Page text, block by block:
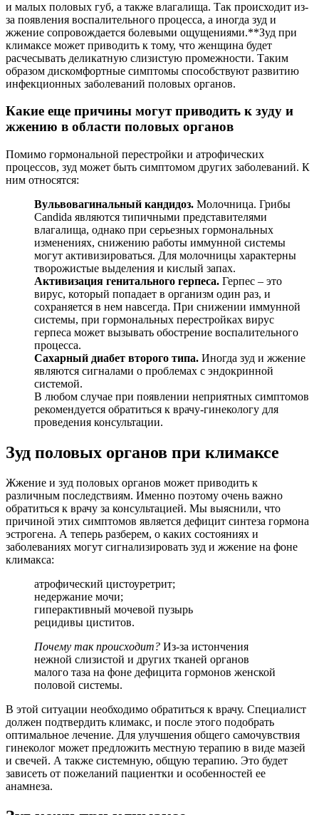
и малых половых губ, а также влагалища. Так происходит из-
за появления воспалительного процесса, а иногда зуд и
жжение сопровождается болевыми ощущениями.**Зуд при
климаксе может приводить к тому, что женщина будет
расчесывать деликатную слизистую промежности. Таким
образом дискомфортные симптомы способствуют развитию
инфекционных заболеваний половых органов.
Какие еще причины могут приводить к зуду и
жжению в области половых органов
Помимо гормональной перестройки и атрофических
процессов, зуд может быть симптомом других заболеваний. К
ним относятся:
Вульвовагинальный кандидоз. Молочница. Грибы
Candida являются типичными представителями
влагалища, однако при серьезных гормональных
изменениях, снижению работы иммунной системы
могут активизироваться. Для молочницы характерны
творожистые выделения и кислый запах.
Активизация генитального герпеса. Герпес – это
вирус, который попадает в организм один раз, и
сохраняется в нем навсегда. При снижении иммунной
системы, при гормональных перестройках вирус
герпеса может вызывать обострение воспалительного
процесса.
Сахарный диабет второго типа. Иногда зуд и жжение
являются сигналами о проблемах с эндокринной
системой.
В любом случае при появлении неприятных симптомов
рекомендуется обратиться к врачу-гинекологу для
проведения консультации.
Зуд половых органов при климаксе
Жжение и зуд половых органов может приводить к
различным последствиям. Именно поэтому очень важно
обратиться к врачу за консультацией. Мы выяснили, что
причиной этих симптомов является дефицит синтеза гормона
эстрогена. А теперь разберем, о каких состояниях и
заболеваниях могут сигнализировать зуд и жжение на фоне
климакса:
атрофический цистоуретрит;
недержание мочи;
гиперактивный мочевой пузырь
рецидивы циститов.
Почему так происходит? Из-за истончения
нежной слизистой и других тканей органов
малого таза на фоне дефицита гормонов женской
половой системы.
В этой ситуации необходимо обратиться к врачу. Специалист
должен подтвердить климакс, и после этого подобрать
оптимальное лечение. Для улучшения общего самочувствия
гинеколог может предложить местную терапию в виде мазей
и свечей. А также системную, общую терапию. Это будет
зависеть от пожеланий пациентки и особенностей ее
анамнеза.